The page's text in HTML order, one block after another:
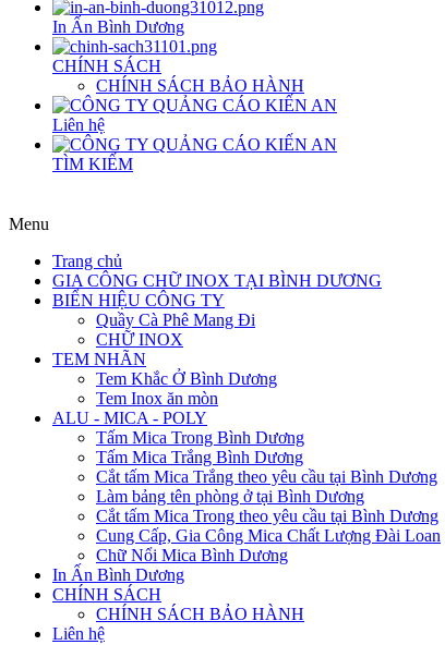
In Ấn Bình Dương
CHÍNH SÁCH
CHÍNH SÁCH BẢO HÀNH
Liên hệ
TÌM KIẾM
Menu
Trang chủ
GIA CÔNG CHỮ INOX TẠI BÌNH DƯƠNG
BIỂN HIỆU CÔNG TY
Quầy Cà Phê Mang Đi
CHỮ INOX
TEM NHÃN
Tem Khắc Ở Bình Dương
Tem Inox ăn mòn
ALU - MICA - POLY
Tấm Mica Trong Bình Dương
Tấm Mica Trắng Bình Dương
Cắt tấm Mica Trắng theo yêu cầu tại Bình Dương
Làm bảng tên phòng ở tại Bình Dương
Cắt tấm Mica Trong theo yêu cầu tại Bình Dương
Cung Cấp, Gia Công Mica Chất Lượng Đài Loan
Chữ Nổi Mica Bình Dương
In Ấn Bình Dương
CHÍNH SÁCH
CHÍNH SÁCH BẢO HÀNH
Liên hệ